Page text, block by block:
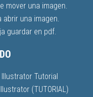
mover una imagen.
una imagen.
guardar en pdf.
Tutorial
(TUTORIAL)